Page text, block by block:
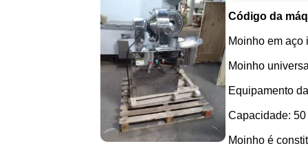
Código da
Moinho em aço
Moinho
Equipamento
Capacidade:
Moinho é